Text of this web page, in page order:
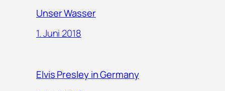
Unser Wasser
1. Juni 2018
Elvis Presley in Germany